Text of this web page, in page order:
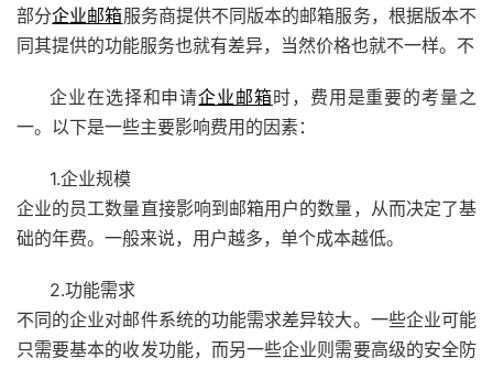
部分企业邮箱服务商提供不同版本的邮箱服务，根据版本不
同其提供的功能服务也就有差异，当然价格也就不一样。不
企业在选择和申请企业邮箱时，费用是重要的考量之
一。以下是一些主要影响费用的因素：
1.企业规模
企业的员工数量直接影响到邮箱用户的数量，从而决定了基
础的年费。一般来说，用户越多，单个成本越低。
2.功能需求
不同的企业对邮件系统的功能需求差异较大。一些企业可能
只需要基本的收发功能，而另一些企业则需要高级的安全防